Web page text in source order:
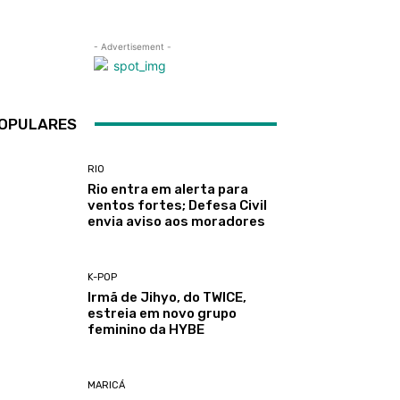
- Advertisement -
RIO
Rio entra em alerta para
ventos fortes; Defesa Civil
envia aviso aos moradores
K-POP
Irmã de Jihyo, do TWICE,
estreia em novo grupo
feminino da HYBE
MARICÁ